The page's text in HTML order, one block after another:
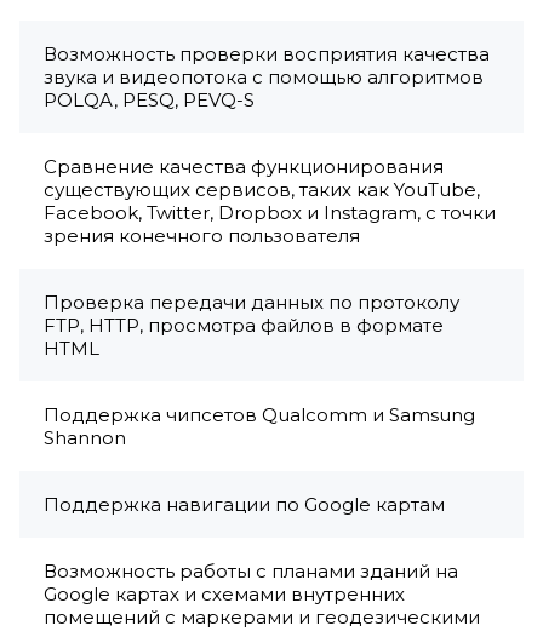
Возможность проверки восприятия качества
звука и видеопотока с помощью алгоритмов
POLQA, PESQ, PEVQ-S
Сравнение качества функционирования
существующих сервисов, таких как YouTube,
Facebook, Twitter, Dropbox и Instagram, с точки
зрения конечного пользователя
Проверка передачи данных по протоколу
FTP, HTTP, просмотра файлов в формате
HTML
Поддержка чипсетов Qualcomm и Samsung
Shannon
Поддержка навигации по Google картам
Возможность работы с планами зданий на
Google картах и схемами внутренних
помещений с маркерами и геодезическими